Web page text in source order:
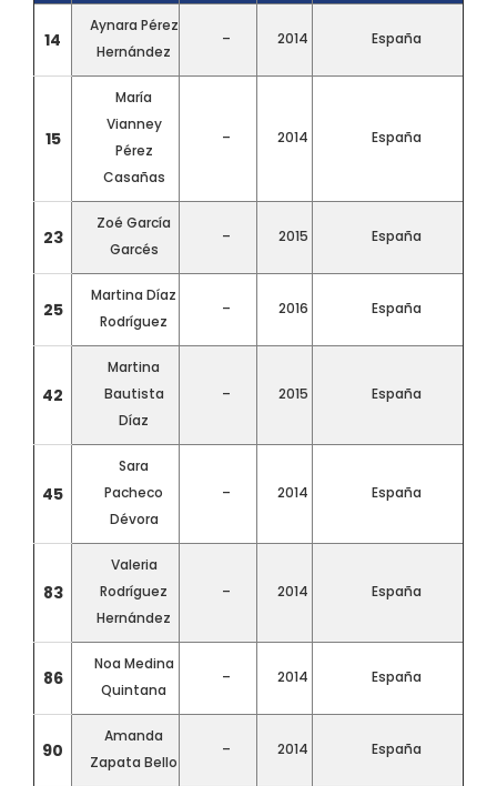
14
Aynara Pérez
Hernández
– 2014 España
15
María
Vianney
Pérez
Casañas
– 2014 España
23
Zoé García
Garcés
– 2015 España
25
Martina Díaz
Rodríguez
– 2016 España
42
Martina
Bautista
Díaz
– 2015 España
45
Sara
Pacheco
Dévora
– 2014 España
83
Valeria
Rodríguez
Hernández
– 2014 España
86
Noa Medina
Quintana
– 2014 España
90
Amanda
Zapata Bello
– 2014 España